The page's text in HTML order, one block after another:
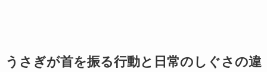
うさぎが首を振る行動と日常のしぐさの違